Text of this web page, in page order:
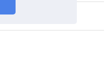
방 총력…현장관리 …